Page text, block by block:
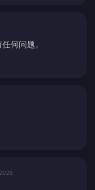
何问题。